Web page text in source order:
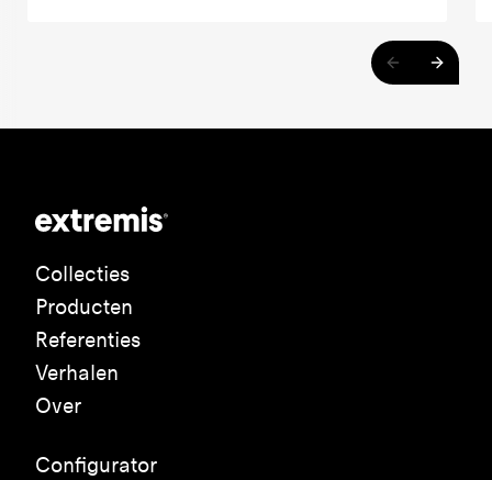
Collecties
Producten
Referenties
Verhalen
Over
Configurator